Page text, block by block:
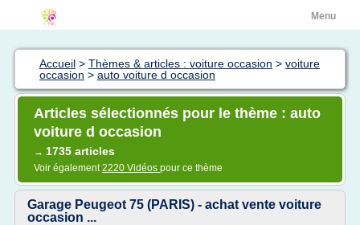
Menu
Accueil > Thèmes & articles : voiture occasion > voiture
occasion > auto voiture d occasion
Articles sélectionnés pour le thème : auto
voiture d occasion
→ 1735 articles
Voir également2220 Vidéos pour ce thème
Garage Peugeot 75 (PARIS) - achat vente voiture
occasion ...